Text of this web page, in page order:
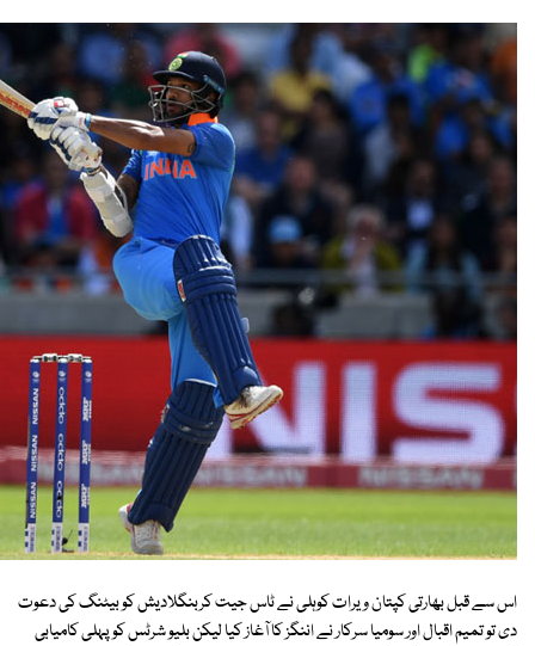
اس سے قبل بھارتی کپتان ویرات کوہلی نے ٹاس جیت کربنگلادیش کو بیٹنگ کی دعوت
دی تو تمیم اقبال اور سومیا سرکار نے اننگز کا آغاز کیا لیکن بلیو شرٹس کو پہلی کامیابی